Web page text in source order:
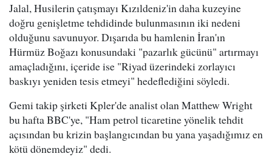
Jalal, Husilerin çatışmayı Kızıldeniz'in daha kuzeyine
doğru genişletme tehdidinde bulunmasının iki nedeni
olduğunu savunuyor. Dışarıda bu hamlenin İran'ın
Hürmüz Boğazı konusundaki "pazarlık gücünü" artırmayı
amaçladığını, içeride ise "Riyad üzerindeki zorlayıcı
baskıyı yeniden tesis etmeyi" hedeflediğini söyledi.
Gemi takip şirketi Kpler'de analist olan Matthew Wright
bu hafta BBC'ye, "Ham petrol ticaretine yönelik tehdit
açısından bu krizin başlangıcından bu yana yaşadığımız en
kötü dönemdeyiz" dedi.